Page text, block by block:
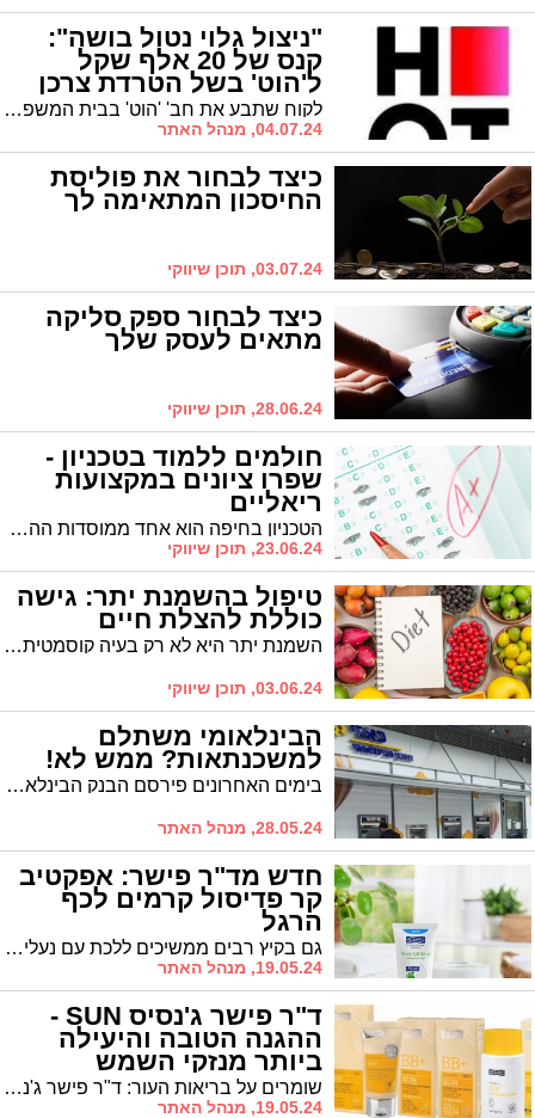
"ניצול גלוי נטול בושה":
קנס של 20 אלף שקל
ל'הוט' בשל הטרדת צרכן
לקוח שתבע את חב' 'הוט' בבית המשפט לתביעות קטנות בבת ים זכה בתביעה לאחר שהוכיח כי החברה הטרידה אותו. השופט חסדיאל התבטא במילים חריפות מאד נגד החברה שנקטה כלפי הלקוח בשיטת 'הנציג הטוב והנציג הרע'
04.07.24, מנהל האתר
כיצד לבחור את פוליסת
החיסכון המתאימה לך
03.07.24, תוכן שיווקי
כיצד לבחור ספק סליקה
מתאים לעסק שלך
28.06.24, תוכן שיווקי
חולמים ללמוד בטכניון -
שפרו ציונים במקצועות
ריאליים
הטכניון בחיפה הוא אחד ממוסדות ההשכלה הגבוהה המובילים בישראל ובעולם, במיוחד בתחומי המדעים והטכנולוגיה. אם אתם חולמים להתקבל לטכניון, חשוב להבין שהתחרות קשה והדרישות גבוהות. עם זאת, עם ההכנה הנכונה ושיפור ציונים במקצועות ריאליים, תוכלו להגדיל משמעותית את סיכויי הקבלה שלכם.
23.06.24, תוכן שיווקי
טיפול בהשמנת יתר: גישה
כוללת להצלת חיים
השמנת יתר היא לא רק בעיה קוסמטית, אלא מחלה ממארת הפוגעת ביכולת לנהל אורח חיים בריא ומסכנת חיים. השמנה קיצונית, הידועה גם כהשמנה כבדה או עצמתית, מהווה גורם סיכון משמעותי למחלות חמורות כמו סוכרת, יתר לחץ דם, מחלות לב וסרטן. היא פוגעת גם באיכות החיים ובבריאות הנפשית של הסובלים ממנה.
03.06.24, תוכן שיווקי
הבינלאומי משתלם
למשכנתאות? ממש לא!
בימים האחרונים פירסם הבנק הבינלאומי המאגד בתוכו את בנק פאג"י את הקביעה לפיה זהו "הבנק הזול ביותר למשכנתאות". האמנם? מומחה המשכנתאות שחר וולף מפריך את הקביעה הזו, והוא מסביר באיזה טריק נקט הבנק בכדי להציג את התוצאה
28.05.24, מנהל האתר
חדש מד"ר פישר: אפקטיב
קר פדיסול קרמים לכף
הרגל
גם בקיץ רבים ממשיכים ללכת עם נעליים סגורות באופן שאינו מאפשר אוורור מספק של כף הרגל. כדי ליהנות מתחושת רעננות ומגע עור רך ונעים, מעבדות המחקר והפיתוח של ד"ר פישר משיקות פורמולה מתקדמת ועשירה במיוחד: סדרת אפקטיב קר-פדיסול לכף הרגל
19.05.24, מנהל האתר
ד"ר פישר ג'נסיס SUN -
ההגנה הטובה והיעילה
ביותר מנזקי השמש
שומרים על בריאות העור: ד"ר פישר ג'נסיס SUN, אנטי-אייג'ינג והגנה גבוהה מקרינת השמש
19.05.24, מנהל האתר